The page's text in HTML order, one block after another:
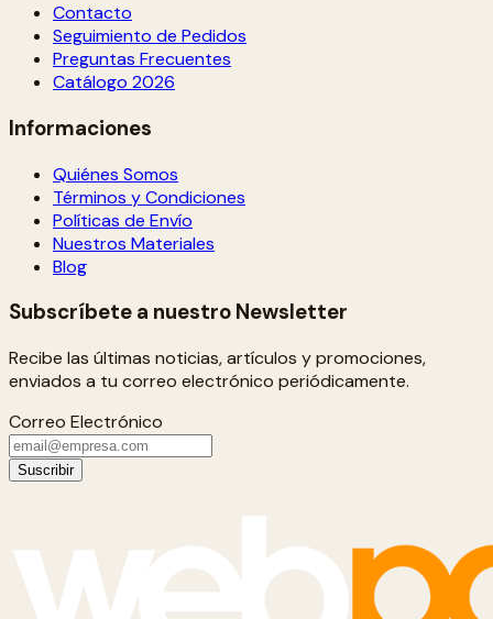
Contacto
Seguimiento de Pedidos
Preguntas Frecuentes
Catálogo 2026
Informaciones
Quiénes Somos
Términos y Condiciones
Políticas de Envío
Nuestros Materiales
Blog
Subscríbete a nuestro Newsletter
Recibe las últimas noticias, artículos y promociones,
enviados a tu correo electrónico periódicamente.
Correo Electrónico
Suscribir